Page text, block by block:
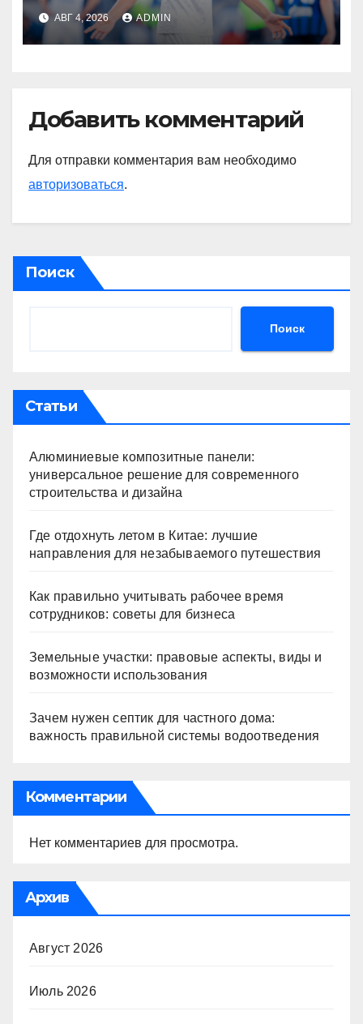
мерзкая история» —
Радимов о ситуации с
сыном Соболева
АВГ 4, 2026 ADMIN
Добавить комментарий
Для отправки комментария вам необходимо
авторизоваться.
Поиск
Поиск
Статьи
Алюминиевые композитные панели:
универсальное решение для современного
строительства и дизайна
Где отдохнуть летом в Китае: лучшие
направления для незабываемого путешествия
Как правильно учитывать рабочее время
сотрудников: советы для бизнеса
Земельные участки: правовые аспекты, виды и
возможности использования
Зачем нужен септик для частного дома:
важность правильной системы водоотведения
Комментарии
Нет комментариев для просмотра.
Архив
Август 2026
Июль 2026